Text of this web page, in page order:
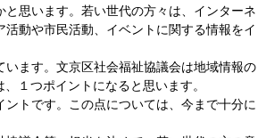
思います。若い世代の方々は、インターネ
動や市民活動、イベントに関する情報をイ
ます。文京区社会福祉協議会は地域情報の
１つポイントになると思います。
トです。この点については、今まで十分に